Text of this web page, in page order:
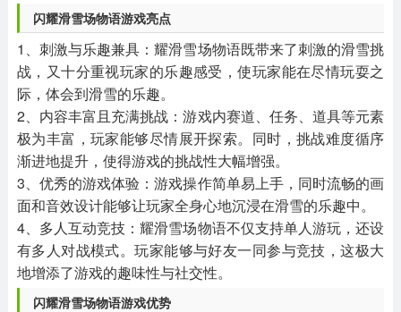
闪耀滑雪场物语游戏亮点
1、刺激与乐趣兼具：耀滑雪场物语既带来了刺激的滑雪挑
战，又十分重视玩家的乐趣感受，使玩家能在尽情玩耍之
际，体会到滑雪的乐趣。
2、内容丰富且充满挑战：游戏内赛道、任务、道具等元素
极为丰富，玩家能够尽情展开探索。同时，挑战难度循序
渐进地提升，使得游戏的挑战性大幅增强。
3、优秀的游戏体验：游戏操作简单易上手，同时流畅的画
面和音效设计能够让玩家全身心地沉浸在滑雪的乐趣中。
4、多人互动竞技：耀滑雪场物语不仅支持单人游玩，还设
有多人对战模式。玩家能够与好友一同参与竞技，这极大
地增添了游戏的趣味性与社交性。
闪耀滑雪场物语游戏优势